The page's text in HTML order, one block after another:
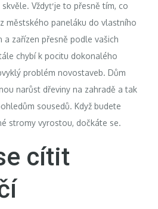
Vždyť je to přesně tím, co
městského paneláku do vlastního
a zařízen přesně podle vašich
chybí k pocitu dokonalého
problém novostaveb. Dům
narůst dřeviny na zahradě a tak
sousedů. Když budete
stromy vyrostou, dočkáte se.
cítit